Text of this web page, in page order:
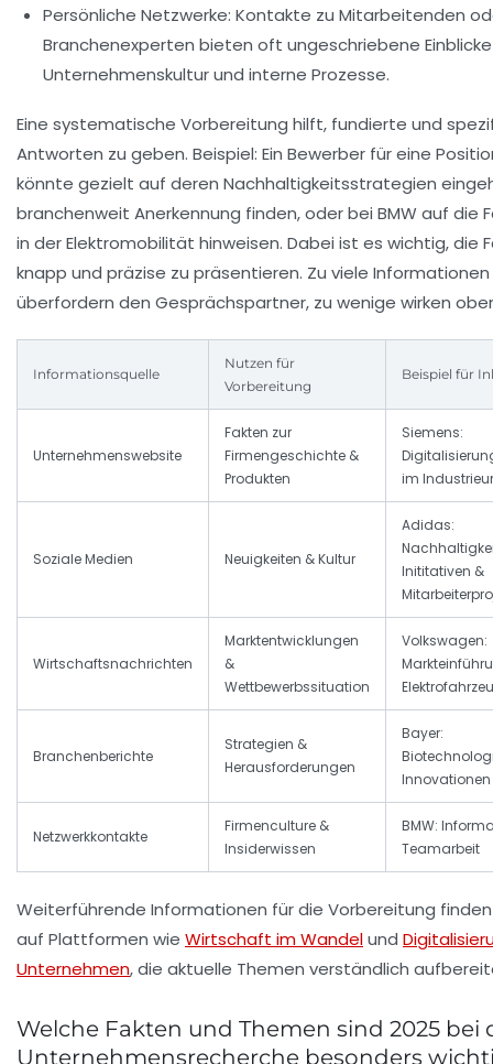
Persönliche Netzwerke: Kontakte zu Mitarbeitenden
Branchenexperten bieten oft ungeschriebene
Unternehmenskultur und interne Prozesse.
Eine systematische Vorbereitung hilft, fundierte und
Antworten zu geben. Beispiel: Ein Bewerber für eine
könnte gezielt auf deren Nachhaltigkeitsstrategien
branchenweit Anerkennung finden, oder bei BMW auf die
in der Elektromobilität hinweisen. Dabei ist es wichtig, die
knapp und präzise zu präsentieren. Zu viele Informationen
überfordern den Gesprächspartner, zu wenige wirken
Informationsquelle
Nutzen für
Vorbereitung
Beispiel für
Unternehmenswebsite
Fakten zur
Firmengeschichte &
Produkten
Siemens:
im
Soziale Medien Neuigkeiten & Kultur
Adidas:
Inititativen &
Wirtschaftsnachrichten
Marktentwicklungen
&
Wettbewerbssituation
Volkswagen:
Branchenberichte
Strategien &
Herausforderungen
Bayer:
Innovationen
Netzwerkkontakte
Firmenculture &
Insiderwissen
BMW:
Teamarbeit
Weiterführende Informationen für die Vorbereitung
auf Plattformen wie Wirtschaft im Wandelund
Unternehmen, die aktuelle Themen verständlich
Welche Fakten und Themen sind 2025 bei
Unternehmensrecherche besonders